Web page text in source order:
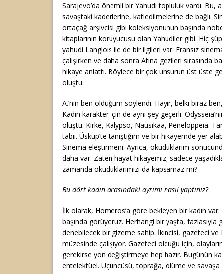
Sarajevo’da önemli bir Yahudi topluluk vardı. Bu,
savaştaki kaderlerine, katledilmelerine de bağlı.
ortaçağ arşivcisi gibi koleksiyonunun başında
kitaplarının koruyucusu olan Yahudiler gibi. Hiç
yahudi Langlois ile de bir ilgileri var. Fransız
çalışırken ve daha sonra Atina gezileri sırasında
hikaye anlattı. Böylece bir çok unsurun üst üste
oluştu.
A.’nın ben olduğum söylendi. Hayır, belki biraz
Kadın karakter için de aynı şey geçerli.
oluştu. Kirke, Kalypso, Nausikaa, Peneloppeia.
tabii. Üsküp’te tanıştığım ve bir hikayemde yer
Sinema eleştirmeni. Ayrıca, okuduklarım
daha var. Zaten hayat hikayemiz, sadece
zamanda okuduklarımızı da kapsamaz mı?
Bu dört kadın arasındaki ayrımı nasıl yaptınız?
İlk olarak, Homeros’a göre bekleyen bir kadın
başında görüyoruz. Herhangi bir yaşta, fazlasıyla
denebilecek bir gizeme sahip. İkincisi, gazeteci ve
müzesinde çalışıyor. Gazeteci olduğu için,
gerekirse yön değiştirmeye hep hazır. Bugünün
entelektüel. Üçüncüsü, toprağa, ölüme ve savaşa